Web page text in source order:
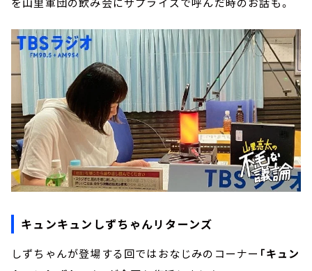
キュンキュンしずちゃんリターンズ
しずちゃんが登場する回ではおなじみのコーナー 「キュン